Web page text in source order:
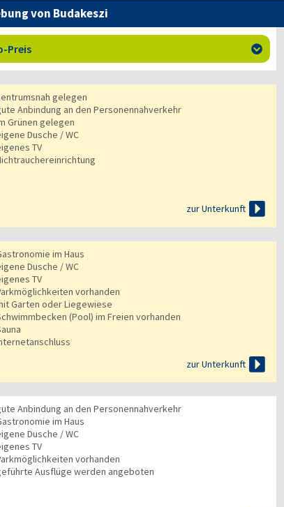
von Budakeszi
Preis 
gelegen
Anbindung an den Personennahverkehr
Grünen gelegen
Dusche / WC
TV
zur Unterkunft 
im Haus
Dusche / WC
TV
vorhanden
Garten oder Liegewiese
(Pool) im Freien vorhanden
zur Unterkunft 
Anbindung an den Personennahverkehr
im Haus
Dusche / WC
TV
vorhanden
Ausflüge werden angeboten